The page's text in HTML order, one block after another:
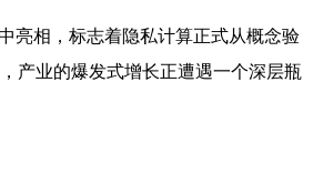
亮相，标志着隐私计算正式从概念验
产业的爆发式增长正遭遇一个深层瓶